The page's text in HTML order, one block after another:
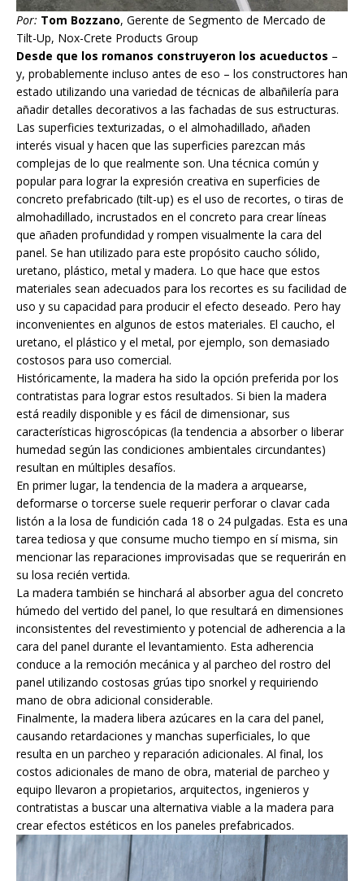
Por: Tom Bozzano, Gerente de Segmento de Mercado de
Tilt-Up, Nox-Crete Products Group
Desde que los romanos construyeron los acueductos –
y, probablemente incluso antes de eso – los constructores han
estado utilizando una variedad de técnicas de albañilería para
añadir detalles decorativos a las fachadas de sus estructuras.
Las superficies texturizadas, o el almohadillado, añaden
interés visual y hacen que las superficies parezcan más
complejas de lo que realmente son. Una técnica común y
popular para lograr la expresión creativa en superficies de
concreto prefabricado (tilt-up) es el uso de recortes, o tiras de
almohadillado, incrustados en el concreto para crear líneas
que añaden profundidad y rompen visualmente la cara del
panel. Se han utilizado para este propósito caucho sólido,
uretano, plástico, metal y madera. Lo que hace que estos
materiales sean adecuados para los recortes es su facilidad de
uso y su capacidad para producir el efecto deseado. Pero hay
inconvenientes en algunos de estos materiales. El caucho, el
uretano, el plástico y el metal, por ejemplo, son demasiado
costosos para uso comercial.
Históricamente, la madera ha sido la opción preferida por los
contratistas para lograr estos resultados. Si bien la madera
está readily disponible y es fácil de dimensionar, sus
características higroscópicas (la tendencia a absorber o liberar
humedad según las condiciones ambientales circundantes)
resultan en múltiples desafíos.
En primer lugar, la tendencia de la madera a arquearse,
deformarse o torcerse suele requerir perforar o clavar cada
listón a la losa de fundición cada 18 o 24 pulgadas. Esta es una
tarea tediosa y que consume mucho tiempo en sí misma, sin
mencionar las reparaciones improvisadas que se requerirán en
su losa recién vertida.
La madera también se hinchará al absorber agua del concreto
húmedo del vertido del panel, lo que resultará en dimensiones
inconsistentes del revestimiento y potencial de adherencia a la
cara del panel durante el levantamiento. Esta adherencia
conduce a la remoción mecánica y al parcheo del rostro del
panel utilizando costosas grúas tipo snorkel y requiriendo
mano de obra adicional considerable.
Finalmente, la madera libera azúcares en la cara del panel,
causando retardaciones y manchas superficiales, lo que
resulta en un parcheo y reparación adicionales. Al final, los
costos adicionales de mano de obra, material de parcheo y
equipo llevaron a propietarios, arquitectos, ingenieros y
contratistas a buscar una alternativa viable a la madera para
crear efectos estéticos en los paneles prefabricados.